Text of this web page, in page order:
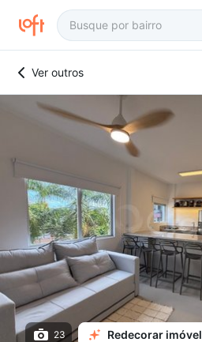
Ver outros
23 Redecorar imóvel